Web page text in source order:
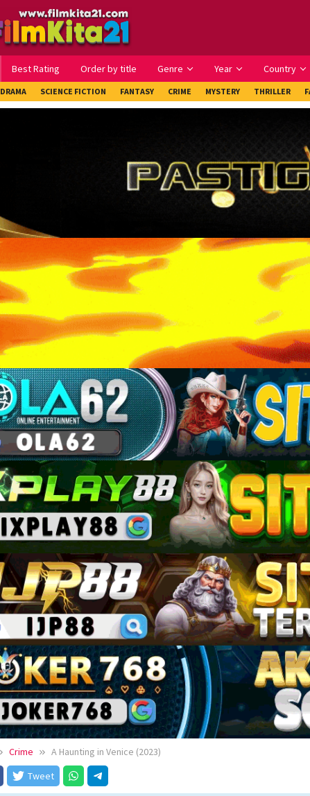
Best Rating Order by title Genre Year Country
DRAMA SCIENCE FICTION FANTASY CRIME MYSTERY THRILLER
Crime
A Haunting in Venice (2023)
Tweet